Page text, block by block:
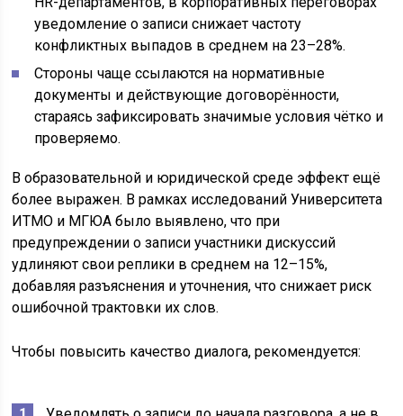
уведомление о записи снижает частоту
конфликтных выпадов в среднем на 23–28%.
Стороны чаще ссылаются на нормативные
документы и действующие договорённости,
стараясь зафиксировать значимые условия чётко и
проверяемо.
В образовательной и юридической среде эффект ещё
более выражен. В рамках исследований Университета
ИТМО и МГЮА было выявлено, что при
предупреждении о записи участники дискуссий
удлиняют свои реплики в среднем на 12–15%,
добавляя разъяснения и уточнения, что снижает риск
ошибочной трактовки их слов.
Чтобы повысить качество диалога, рекомендуется: